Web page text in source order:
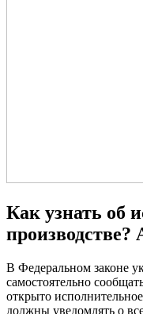
Как узнать об
производстве?
В Федеральном законе
самостоятельно
открыто
должны уведомлять о